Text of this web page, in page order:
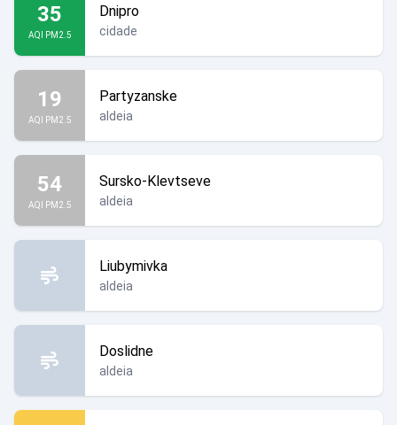
35
AQI PM2.5
Dnipro
cidade
19
AQI PM2.5
Partyzanske
aldeia
54
AQI PM2.5
Sursko-Klevtseve
aldeia
Liubymivka
aldeia
Doslidne
aldeia